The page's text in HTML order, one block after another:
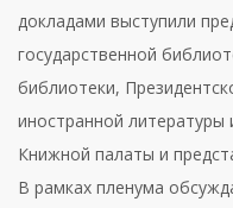
докладами выступили
государственной
библиотеки,
иностранной
Книжной палаты и
В рамках пленума